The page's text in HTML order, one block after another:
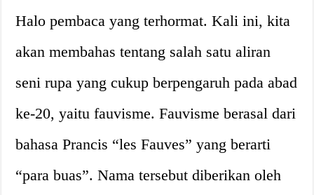
Halo pembaca yang terhormat. Kali ini, kita
akan membahas tentang salah satu aliran
seni rupa yang cukup berpengaruh pada abad
ke-20, yaitu fauvisme. Fauvisme berasal dari
bahasa Prancis “les Fauves” yang berarti
“para buas”. Nama tersebut diberikan oleh